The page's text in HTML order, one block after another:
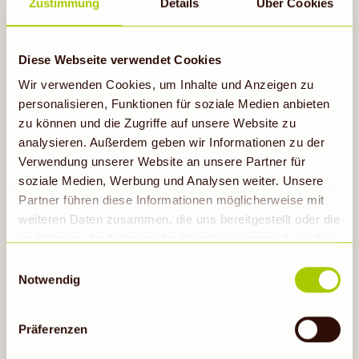
Diese Webseite verwendet Cookies
Wir verwenden Cookies, um Inhalte und Anzeigen zu
personalisieren, Funktionen für soziale Medien anbieten
zu können und die Zugriffe auf unsere Website zu
analysieren. Außerdem geben wir Informationen zu der
Verwendung unserer Website an unsere Partner für
soziale Medien, Werbung und Analysen weiter. Unsere
Partner führen diese Informationen möglicherweise mit
weiteren Daten zusammen, die uns bereitgestellt oder die
erhobenen Daten in den USA durch Google: Unsere
Informationen hierzu findest du unter Datenschutz. Indem
auf „Cookies zulassen“ geklickt bzw. statistische
Notwendig
Präferenzen
NOCH MEHR BIO FÜR
DICH